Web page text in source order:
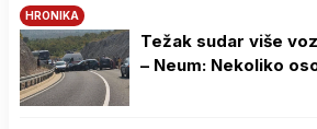
HRONIKA
Težak sudar više
– Neum: Nekoliko